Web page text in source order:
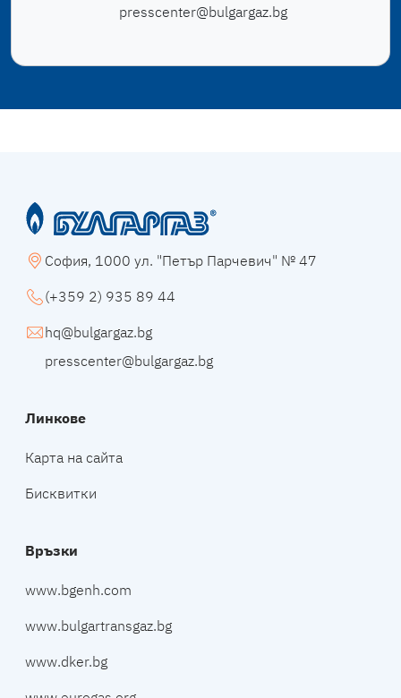
presscenter@bulgargaz.bg
София, 1000 ул. "Петър Парчевич" № 47
(+359 2) 935 89 44
hq@bulgargaz.bg
presscenter@bulgargaz.bg
Линкове
Карта на сайта
Бисквитки
Връзки
www.bgenh.com
www.bulgartransgaz.bg
www.dker.bg